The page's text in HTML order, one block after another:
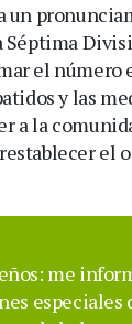
un
Séptima
el número
y las
a la
el
me
especiales